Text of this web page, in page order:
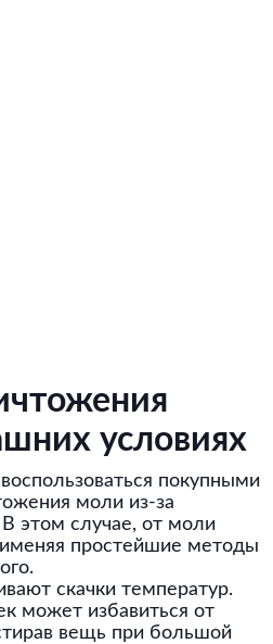
условиях
покупными
моли из-за
этом случае, от моли
простейшие методы
скачки температур.
может избавиться от
вещь при большой